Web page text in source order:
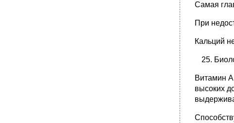
Самая
При
Кальций
Витамин А
высоких